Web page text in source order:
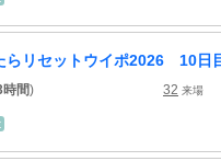
らリセットウイポ2026 10日
時間) 32 来場